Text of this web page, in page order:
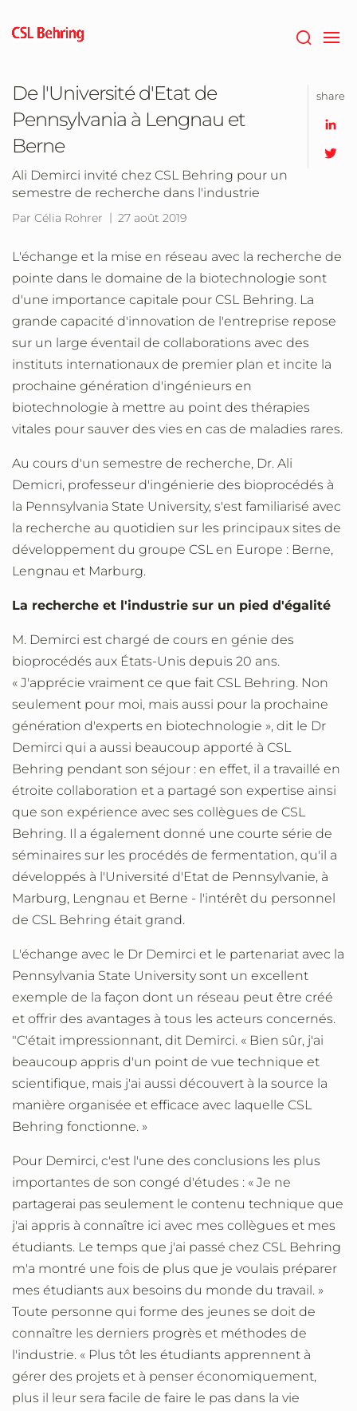
contenu
De l'Université d'Etat de
Pennsylvania à Lengnau et
Berne
Ali Demirci invité chez CSL Behring pour un
semestre de recherche dans l'industrie
Par Célia Rohrer 27 août 2019
L'échange et la mise en réseau avec la recherche de
pointe dans le domaine de la biotechnologie sont
d'une importance capitale pour CSL Behring. La
grande capacité d'innovation de l'entreprise repose
sur un large éventail de collaborations avec des
instituts internationaux de premier plan et incite la
prochaine génération d'ingénieurs en
biotechnologie à mettre au point des thérapies
vitales pour sauver des vies en cas de maladies rares.
Au cours d'un semestre de recherche, Dr. Ali
Demicri, professeur d'ingénierie des bioprocédés à
la Pennsylvania State University, s'est familiarisé avec
la recherche au quotidien sur les principaux sites de
développement du groupe CSL en Europe : Berne,
Lengnau et Marburg.
La recherche et l'industrie sur un pied d'égalité
M. Demirci est chargé de cours en génie des
bioprocédés aux États-Unis depuis 20 ans.
« J'apprécie vraiment ce que fait CSL Behring. Non
seulement pour moi, mais aussi pour la prochaine
génération d'experts en biotechnologie », dit le Dr
Demirci qui a aussi beaucoup apporté à CSL
Behring pendant son séjour : en effet, il a travaillé en
étroite collaboration et a partagé son expertise ainsi
que son expérience avec ses collègues de CSL
Behring. Il a également donné une courte série de
séminaires sur les procédés de fermentation, qu'il a
développés à l'Université d'Etat de Pennsylvanie, à
Marburg, Lengnau et Berne - l'intérêt du personnel
de CSL Behring était grand.
L'échange avec le Dr Demirci et le partenariat avec la
Pennsylvania State University sont un excellent
exemple de la façon dont un réseau peut être créé
et offrir des avantages à tous les acteurs concernés.
"C'était impressionnant, dit Demirci. « Bien sûr, j'ai
beaucoup appris d'un point de vue technique et
scientifique, mais j'ai aussi découvert à la source la
manière organisée et efficace avec laquelle CSL
Behring fonctionne. »
Pour Demirci, c'est l'une des conclusions les plus
importantes de son congé d'études : « Je ne
partagerai pas seulement le contenu technique que
j'ai appris à connaître ici avec mes collègues et mes
étudiants. Le temps que j'ai passé chez CSL Behring
m'a montré une fois de plus que je voulais préparer
mes étudiants aux besoins du monde du travail. »
Toute personne qui forme des jeunes se doit de
connaître les derniers progrès et méthodes de
l'industrie. « Plus tôt les étudiants apprennent à
gérer des projets et à penser économiquement,
plus il leur sera facile de faire le pas dans la vie
share